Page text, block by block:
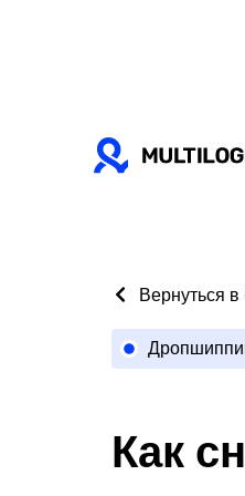
Вернуться в
Как